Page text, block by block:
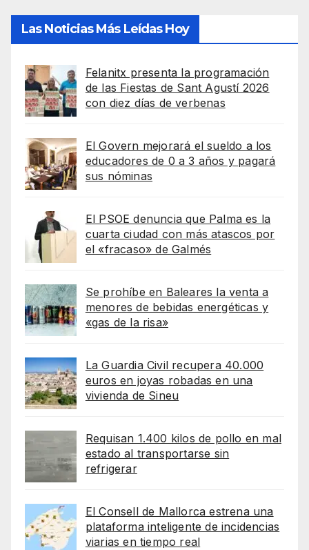
Las Noticias Más Leídas Hoy
Felanitx presenta la programación
de las Fiestas de Sant Agustí 2026
con diez días de verbenas
El Govern mejorará el sueldo a los
educadores de 0 a 3 años y pagará
sus nóminas
El PSOE denuncia que Palma es la
cuarta ciudad con más atascos por
el «fracaso» de Galmés
Se prohíbe en Baleares la venta a
menores de bebidas energéticas y
«gas de la risa»
La Guardia Civil recupera 40.000
euros en joyas robadas en una
vivienda de Sineu
Requisan 1.400 kilos de pollo en mal
estado al transportarse sin
refrigerar
El Consell de Mallorca estrena una
plataforma inteligente de incidencias
viarias en tiempo real